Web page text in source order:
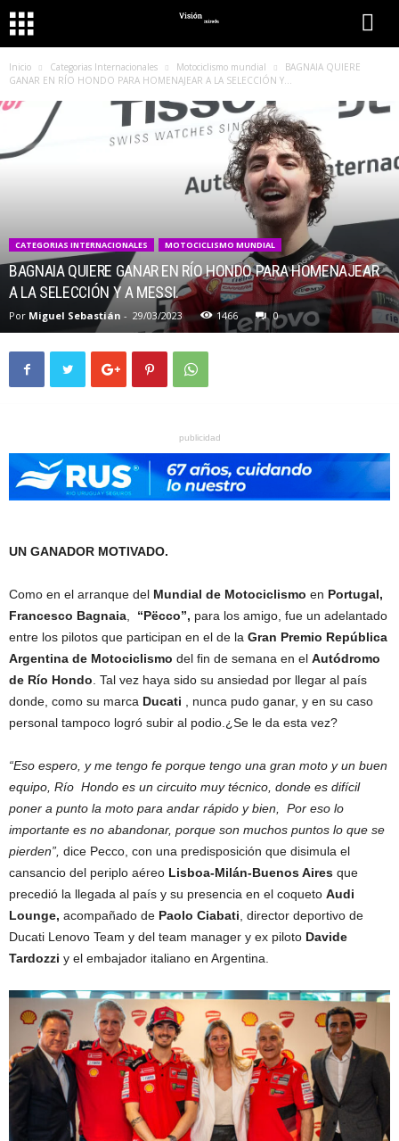
Inicio Categorias Internacionales Motociclismo mundial
BAGNAIA QUIERE
GANAR EN RÍO HONDO PARA HOMENAJEAR A LA SELECCIÓN Y...
CATEGORIAS INTERNACIONALES MOTOCICLISMO MUNDIAL
BAGNAIA QUIERE GANAR EN RÍO HONDO PARA HOMENAJEAR
A LA SELECCIÓN Y A MESSI.
Por Miguel Sebastián - 29/03/2023 1466 0
publicidad
UN GANADOR MOTIVADO.
Como en el arranque del Mundial de Motociclismo en Portugal,
Francesco Bagnaia
“Pëcco”, para los amigo, fue un adelantado
entre los pilotos que participan en el de la Gran Premio República
Argentina de Motociclismo del fin de semana en el Autódromo
de Río Hondo . Tal vez haya sido su ansiedad por llegar al país
donde, como su marca Ducati , nunca pudo ganar, y en su caso
personal tampoco logró subir al podio.¿Se le da esta vez?
“Eso espero, y me tengo fe porque tengo una gran moto y un buen
equipo, Río Hondo es un circuito muy técnico, donde es difícil
poner a punto la moto para andar rápido y bien, Por eso lo
importante es no abandonar, porque son muchos puntos lo que se
pierden”, dice Pecco, con una predisposición que disimula el
cansancio del periplo aéreo Lisboa-Milán-Buenos Aires que
precedió la llegada al país y su presencia en el coqueto Audi
Lounge, acompañado de Paolo Ciabati , director deportivo de
Ducati Lenovo Team y del team manager y ex piloto Davide
Tardozzi y el embajador italiano en Argentina.